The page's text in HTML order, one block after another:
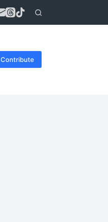
Contribute